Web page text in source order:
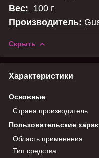
Вес: 100 г
Производитель:
Скрыть
Характеристики
Основные
Страна производитель
Пользовательские
Область применения
Тип средства